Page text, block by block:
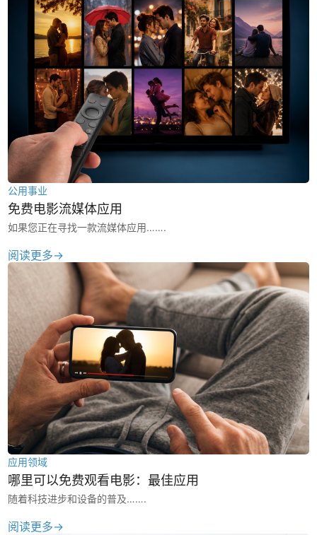
公用事业
免费电影流媒体应用
如果您正在寻找一款流媒体应用…….
阅读更多→
应用领域
哪里可以免费观看电影：最佳应用
随着科技进步和设备的普及…….
阅读更多→